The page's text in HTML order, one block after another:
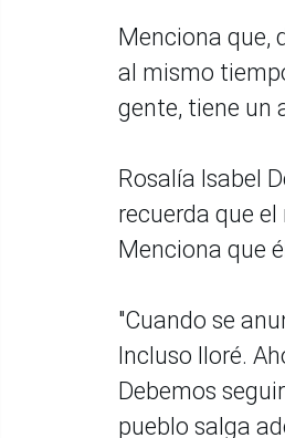
Menciona que,
al mismo
gente, tiene un
Rosalía Isabel
recuerda que
Menciona que
"Cuando se
Incluso lloré.
Debemos
pueblo salga